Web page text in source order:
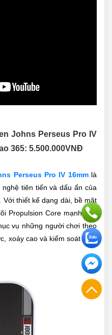
Johns Perseus Pro IV
365: 5.500.000VNĐ
Perseus Pro IV 16mmlà
tiên tiến và dấu ấn của
Với thiết kế dạng dài, bề mặt
Propulsion Core mạnh mẽ,
vụ những người chơi theo
xoáy cao và kiểm soát toàn